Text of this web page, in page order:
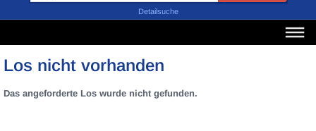
Detailsuche
Los nicht vorhanden
Das angeforderte Los wurde nicht gefunden.